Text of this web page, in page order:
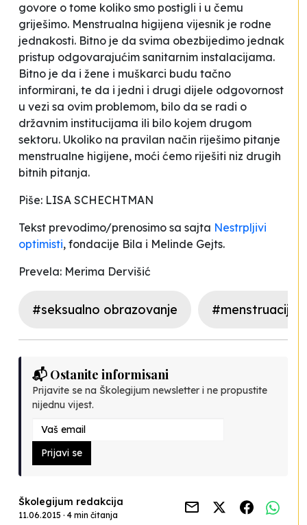
govore o tome koliko smo postigli i u čemu
griješimo. Menstrualna higijena vijesnik je rodne
jednakosti. Bitno je da svima obezbijedimo jednak
pristup odgovarajućim sanitarnim instalacijama.
Bitno je da i žene i muškarci budu tačno
informirani, te da i jedni i drugi dijele odgovornost
u vezi sa ovim problemom, bilo da se radi o
državnim institucijama ili bilo kojem drugom
sektoru. Ukoliko na pravilan način riješimo pitanje
menstrualne higijene, moći ćemo riješiti niz drugih
bitnih pitanja.
Piše: LISA SCHECHTMAN
Tekst prevodimo/prenosimo sa sajta Nestrpljivi
optimisti, fondacije Bila i Melinde Gejts.
Prevela: Merima Dervišić
#seksualno obrazovanje #menstruacija
📬 Ostanite informisani
Prijavite se na Školegijum newsletter i ne propustite
nijednu vijest.
Prijavi se
Školegijum redakcija
11.06.2015 · 4 min čitanja